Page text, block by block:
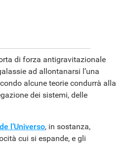
di forza antigravitazionale
ad allontanarsi l’una
alcune teorie condurrà alla
dei sistemi, delle
l’Universo, in sostanza,
cui si espande, e gli